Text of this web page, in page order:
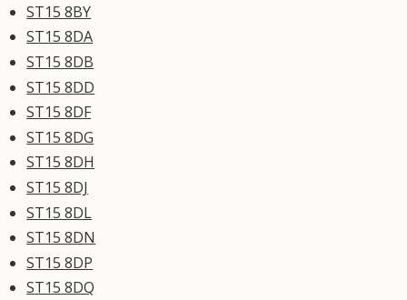
ST15 8BY
ST15 8DA
ST15 8DB
ST15 8DD
ST15 8DF
ST15 8DG
ST15 8DH
ST15 8DJ
ST15 8DL
ST15 8DN
ST15 8DP
ST15 8DQ